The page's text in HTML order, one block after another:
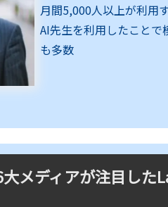
月間5,000人以上が利用
AI先生を利用したことで
も多数
大メディアが注目し